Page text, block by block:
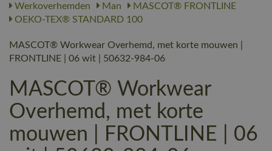
Werkoverhemden
Man
MASCOT® FRONTLINE
OEKO-TEX® STANDARD 100
MASCOT® Workwear Overhemd, met korte mouwen |
FRONTLINE | 06 wit | 50632-984-06
MASCOT® Workwear
Overhemd, met korte
mouwen | FRONTLINE | 06